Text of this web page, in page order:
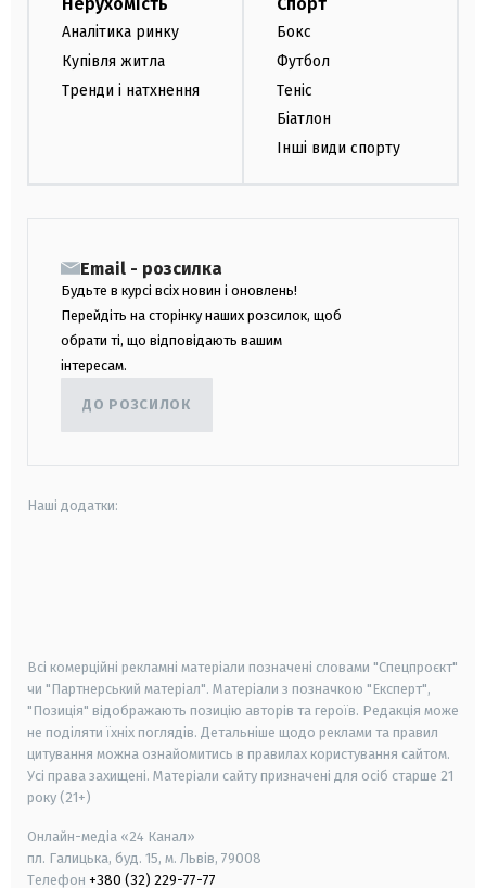
Аналітика ринку
Купівля житла
Тренди і натхнення
Бокс
Футбол
Теніс
Біатлон
Інші види спорту
Email - розсилка
Будьте в курсі всіх новин і оновлень!
Перейдіть на сторінку наших розсилок, щоб
обрати ті, що відповідають вашим
інтересам.
ДО РОЗСИЛОК
Наші додатки:
Всі комерційні рекламні матеріали позначені словами "Спецпроєкт"
чи "Партнерський матеріал". Матеріали з позначкою "Експерт",
"Позиція" відображають позицію авторів та героїв. Редакція може
не поділяти їхніх поглядів. Детальніше щодо реклами та правил
цитування можна ознайомитись в правилах користування сайтом.
Усі права захищені. Матеріали сайту призначені для осіб старше 21
року (21+)
Онлайн-медіа «24 Канал»
пл. Галицька, буд. 15, м. Львів, 79008
Телефон +380 (32) 229-77-77